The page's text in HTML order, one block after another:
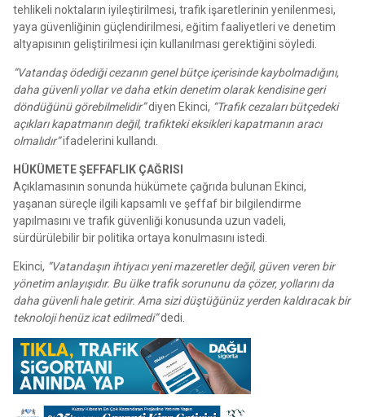
tehlikeli noktaların iyileştirilmesi, trafik işaretlerinin yenilenmesi,
yaya güvenliğinin güçlendirilmesi, eğitim faaliyetleri ve denetim
altyapısının geliştirilmesi için kullanılması gerektiğini söyledi.
“Vatandaş ödediği cezanın genel bütçe içerisinde kaybolmadığını,
daha güvenli yollar ve daha etkin denetim olarak kendisine geri
döndüğünü görebilmelidir”diyen Ekinci, “Trafik cezaları bütçedeki
açıkları kapatmanın değil, trafikteki eksikleri kapatmanın aracı
olmalıdır”ifadelerini kullandı.
HÜKÜMETE ŞEFFAFLIK ÇAĞRISI
Açıklamasının sonunda hükümete çağrıda bulunan Ekinci,
yaşanan süreçle ilgili kapsamlı ve şeffaf bir bilgilendirme
yapılmasını ve trafik güvenliği konusunda uzun vadeli,
sürdürülebilir bir politika ortaya konulmasını istedi.
Ekinci, “Vatandaşın ihtiyacı yeni mazeretler değil, güven veren bir
yönetim anlayışıdır. Bu ülke trafik sorununu da çözer, yollarını da
daha güvenli hale getirir. Ama sizi düştüğünüz yerden kaldıracak bir
teknoloji henüz icat edilmedi”dedi.